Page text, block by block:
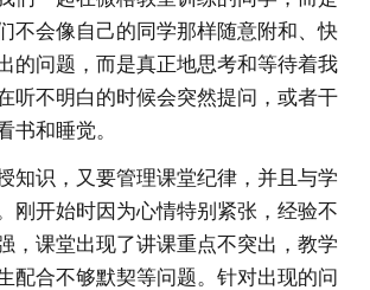
不会像自己的同学那样随意附和、快
的问题，而是真正地思考和等待着我
听不明白的时候会突然提问，或者干
书和睡觉。
知识，又要管理课堂纪律，并且与学
刚开始时因为心情特别紧张，经验不
，课堂出现了讲课重点不突出，教学
配合不够默契等问题。针对出现的问